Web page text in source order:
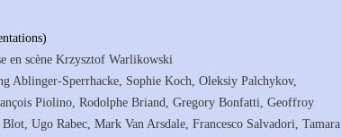
en scène Krzysztof Warlikowski
Ablinger-Sperrhacke, Sophie Koch, Oleksiy Palchykov,
Piolino, Rodolphe Briand, Gregory Bonfatti, Geoffroy
Ugo Rabec, Mark Van Arsdale, Francesco Salvadori, Tamara